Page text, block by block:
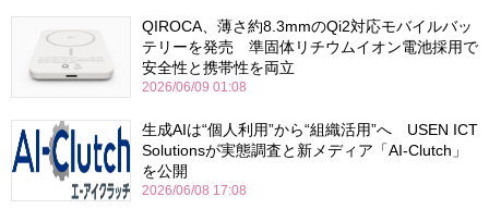
QIROCA、薄さ約8.3mmのQi2対応モバイルバッ
テリーを発売 準固体リチウムイオン電池採用で
安全性と携帯性を両立
2026/06/09 01:08
生成AIは“個人利用”から“組織活用”へ USEN ICT
Solutionsが実態調査と新メディア「AI-Clutch」
を公開
2026/06/08 17:08